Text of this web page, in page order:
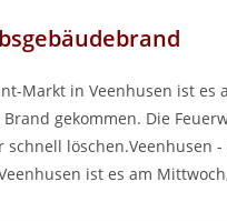
Markt in Veenhusen ist es
gekommen. Die
schnell löschen.Veenhusen
ist es am